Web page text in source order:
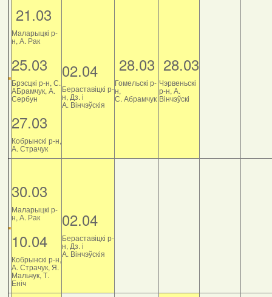
21.03
Маларыцкі р-
н, А. Рак
25.03
Брэсцкі р-н, С.
АБрамчук, А.
Сербун
27.03
Кобрынскі р-н,
А. Страчук
02.04
Бераставіцкі р-
н, Дз. і
А. Вінчэўскія
28.03
Гомельскі р-
н,
С. Абрамчук
28.03
Чэрвеньскі
р-н, А.
Вінчэўскі
30.03
Маларыцкі р-
н, А. Рак
10.04
Кобрынскі р-н,
А. Страчук, Я.
Мальчук, Т.
Еніч
02.04
Бераставіцкі р-
н, Дз. і
А. Вінчэўскія